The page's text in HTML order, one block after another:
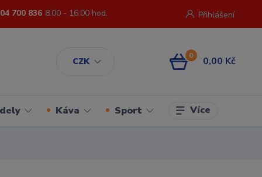
CZK
Přihlášení
700 836 8:00 - 16:00 hod.
0 0,00 Kč
Káva Sport Více